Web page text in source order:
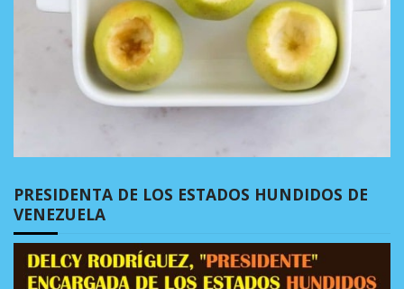
PRESIDENTA DE LOS ESTADOS HUNDIDOS DE
VENEZUELA